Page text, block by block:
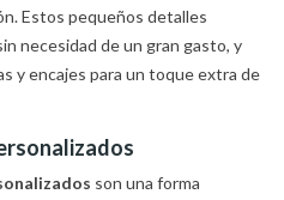
Estos pequeños detalles
necesidad de un gran gasto, y
y encajes para un toque extra de
son una forma